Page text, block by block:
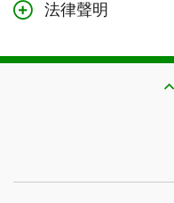
法律聲明
的承保可能需要遵守額
如果您提出理賠，潛在
如果本頁面的內容與您
單中的措辭為準。請諮